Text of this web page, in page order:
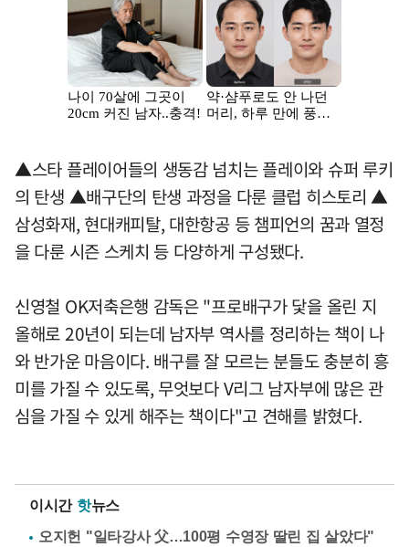
▲스타 플레이어들의 생동감 넘치는 플레이와 슈퍼 루키
의 탄생 ▲배구단의 탄생 과정을 다룬 클럽 히스토리 ▲
삼성화재, 현대캐피탈, 대한항공 등 챔피언의 꿈과 열정
을 다룬 시즌 스케치 등 다양하게 구성됐다.
신영철 OK저축은행 감독은 "프로배구가 닻을 올린 지
올해로 20년이 되는데 남자부 역사를 정리하는 책이 나
와 반가운 마음이다. 배구를 잘 모르는 분들도 충분히 흥
미를 가질 수 있도록, 무엇보다 V리그 남자부에 많은 관
심을 가질 수 있게 해주는 책이다"고 견해를 밝혔다.
이시간 핫뉴스
오지헌 "일타강사 父…100평 수영장 딸린 집 살았다"